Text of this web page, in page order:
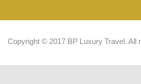
Copyright © 2017 BP Luxury Travel. All